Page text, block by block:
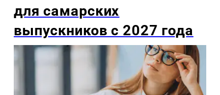
для самарских
выпускников с 2027 года